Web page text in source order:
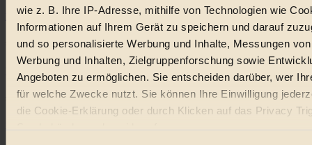
wie z. B. Ihre IP-Adresse, mithilfe von Technologien wie
Informationen auf Ihrem Gerät zu speichern und darauf
und so personalisierte Werbung und Inhalte, Messungen von
Werbung und Inhalten, Zielgruppenforschung sowie
Angeboten zu ermöglichen. Sie entscheiden darüber, wer
für welche Zwecke nutzt. Sie können Ihre Einwilligung
die Cookie-Erklärung oder durch Klicken auf das Privacy
Symbol ändern oder widerrufen
Nachhaltigkeit
Vegan